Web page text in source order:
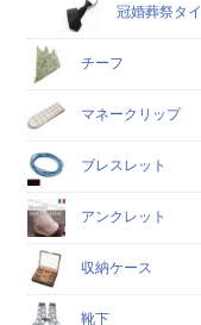
冠婚葬祭タイ
チーフ
マネークリップ
ブレスレット
アンクレット
収納ケース
靴下